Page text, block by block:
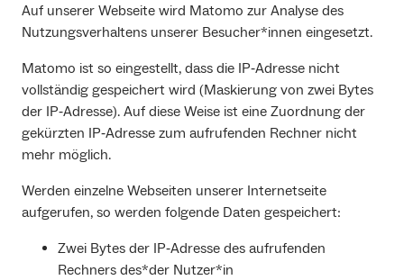
Auf unserer Webseite wird Matomo zur Analyse des
Nutzungsverhaltens unserer Besucher*innen eingesetzt.
Matomo ist so eingestellt, dass die IP‐Adresse nicht
vollständig gespeichert wird (Maskierung von zwei Bytes
der IP‐Adresse). Auf diese Weise ist eine Zuordnung der
gekürzten IP‐Adresse zum aufrufenden Rechner nicht
mehr möglich.
Werden einzelne Webseiten unserer Internetseite
aufgerufen, so werden folgende Daten gespeichert:
Zwei Bytes der IP‐Adresse des aufrufenden
Rechners des*der Nutzer*in